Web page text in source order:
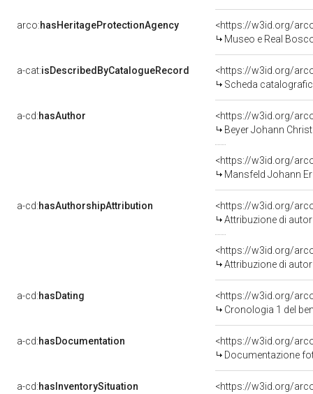
arco:hasHeritageProtectionAgency
<https://w3id.org/
Museo e Real
a-cat:isDescribedByCatalogueRecord
<https://w3id.org/
Scheda
a-cd:hasAuthor
<https://w3id.org/
Beyer Johann
<https://w3id.org/
Mansfeld Johann
a-cd:hasAuthorshipAttribution
<https://w3id.org/
Attribuzione di
<https://w3id.org/
Attribuzione di
a-cd:hasDating
<https://w3id.org/
Cronologia 1 del
a-cd:hasDocumentation
Documentazione
a-cd:hasInventorySituation <https://w3id.org/